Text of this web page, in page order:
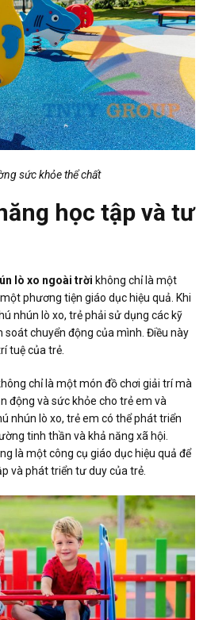
sức khỏe thể chất
học tập và tư
lò xo ngoài trời không chỉ là một
phương tiện giáo dục hiệu quả. Khi
nhún lò xo, trẻ phải sử dụng các kỹ
soát chuyển động của mình. Điều này
tuệ của trẻ.
chỉ là một món đồ chơi giải trí mà
động và sức khỏe cho trẻ em và
nhún lò xo, trẻ em có thể phát triển
tinh thần và khả năng xã hội.
là một công cụ giáo dục hiệu quả để
và phát triển tư duy của trẻ.